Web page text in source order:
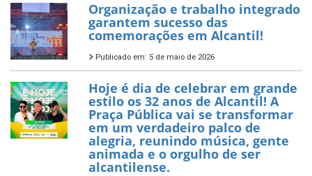
Organização e trabalho integrado
garantem sucesso das
comemorações em Alcantil!
Publicado em: 5 de maio de 2026
Hoje é dia de celebrar em grande
estilo os 32 anos de Alcantil! A
Praça Pública vai se transformar
em um verdadeiro palco de
alegria, reunindo música, gente
animada e o orgulho de ser
alcantilense.